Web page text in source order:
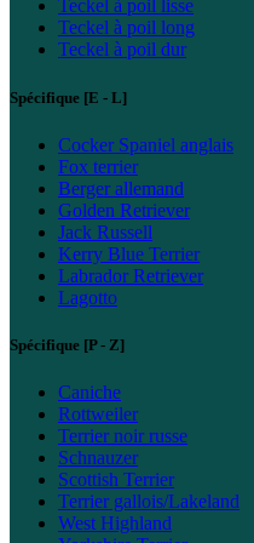
Teckel à poil lisse
Teckel à poil long
Teckel à poil dur
Spécifique [E - L]
Cocker Spaniel anglais
Fox terrier
Berger allemand
Golden Retriever
Jack Russell
Kerry Blue Terrier
Labrador Retriever
Lagotto
Spécifique [P - Z]
Caniche
Rottweiler
Terrier noir russe
Schnauzer
Scottish Terrier
Terrier gallois/Lakeland
West Highland